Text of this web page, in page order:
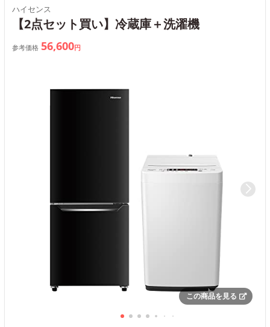
ハイセンス
【2点セット買い】冷蔵庫＋洗濯機
参考価格 56,600円
この商品を見る